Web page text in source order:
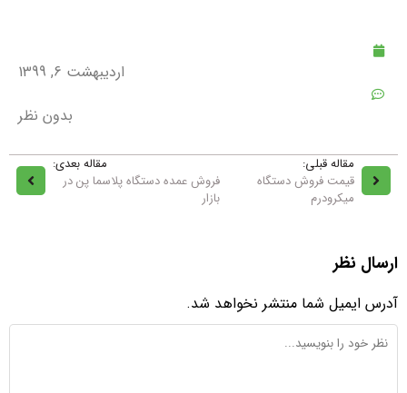
اردیبهشت 6, 1399
بدون نظر
مقاله قبلی:
قیمت فروش دستگاه
میکرودرم
مقاله بعدی:
فروش عمده دستگاه پلاسما پن در
بازار
ارسال نظر
آدرس ایمیل شما منتشر نخواهد شد.